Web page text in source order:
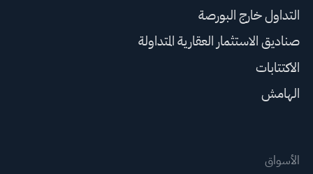
التداول خارج البورصة
صناديق الاستثمار العقارية المتداولة
الاكتتابات
الهامش
الأسواق